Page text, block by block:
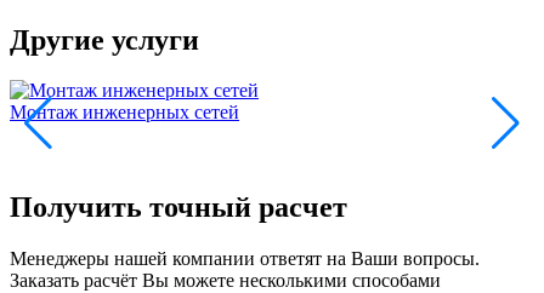
Другие услуги
Монтаж инженерных сетей
Получить точный расчет
Менеджеры нашей компании ответят на Ваши вопросы.
Заказать расчёт Вы можете несколькими способами